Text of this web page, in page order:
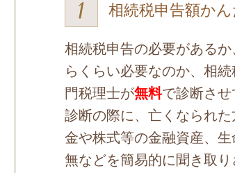
相続税申告額か
相続税申告の必要があるか
らくらい必要なのか、相
門税理士が無料で診断させ
診断の際に、亡くなられ
金や株式等の金融資産、
無などを簡易的に聞き取